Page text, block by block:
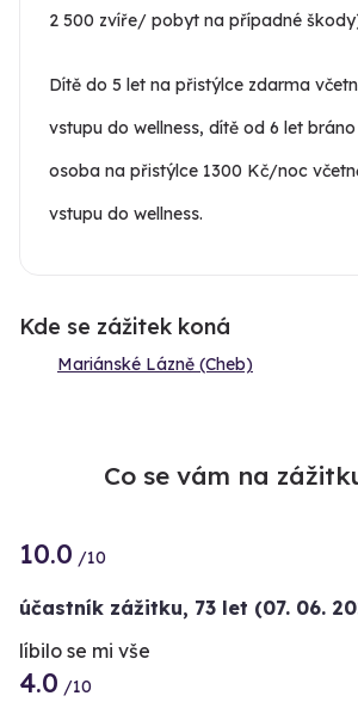
2 500 zvíře/ pobyt na případné
Dítě do 5 let na přistýlce zdarma
vstupu do wellness, dítě od 6 let
osoba na přistýlce 1300 Kč/noc
vstupu do wellness.
Kde se zážitek koná
Mariánské Lázně (Cheb)
Co se vám na
10.0 /10
účastník zážitku, 73 let (07. 06.
líbilo se mi vše
4.0 /10